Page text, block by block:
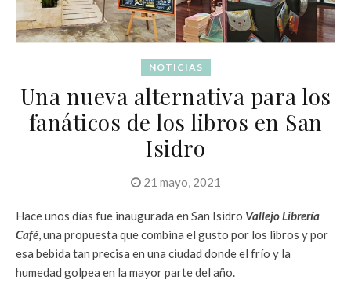
NOTICIAS
Una nueva alternativa para los
fanáticos de los libros en San
Isidro
21 mayo, 2021
Hace unos días fue inaugurada en San Isidro Vallejo Librería
Café, una propuesta que combina el gusto por los libros y por
esa bebida tan precisa en una ciudad donde el frío y la
humedad golpea en la mayor parte del año.